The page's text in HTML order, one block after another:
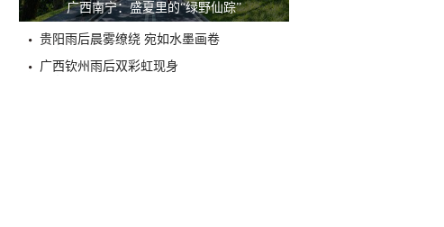
广西南宁：盛夏里的“绿野仙踪”
贵阳雨后晨雾缭绕 宛如水墨画卷
广西钦州雨后双彩虹现身